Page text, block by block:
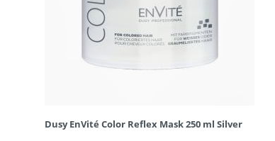
Dusy EnVité Color Reflex Mask 250 ml Silver